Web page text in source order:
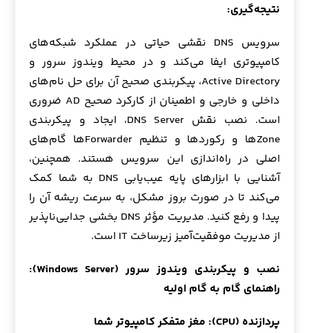
نتیجه‌گیری:
سرویس DNS نقشی حیاتی در عملکرد شبکه‌های
کامپیوتری ایفا می‌کند و در محیط ویندوز سرور و
Active Directory، پیکربندی صحیح آن برای حل نام‌های
داخلی و خارجی و اطمینان از کارکرد صحیح AD ضروری
است. نصب نقش DNS Server، ایجاد و پیکربندی
Zoneها و رکوردها و تنظیم Forwarderها گام‌های
اصلی در راه‌اندازی این سرویس هستند. همچنین،
آشنایی با ابزارهای پایه عیب‌یابی DNS به شما کمک
می‌کند تا در صورت بروز مشکل، به سرعت ریشه آن را
پیدا و رفع کنید. مدیریت مؤثر DNS بخشی جدایی‌ناپذیر
از مدیریت موفقیت‌آمیز زیرساخت IT است.
نصب و پیکربندی ویندوز سرور (Windows Server):
راهنمای گام به گام اولیه
پردازنده (CPU): مغز متفکر کامپیوتر شما